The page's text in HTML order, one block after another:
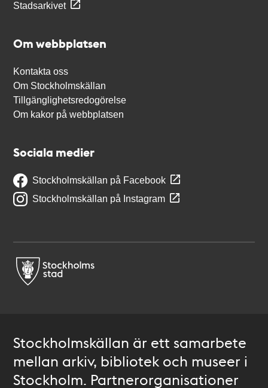
Stadsarkivet
Om webbplatsen
Kontakta oss
Om Stockholmskällan
Tillgänglighetsredogörelse
Om kakor på webbplatsen
Sociala medier
Stockholmskällan på Facebook
Stockholmskällan på Instagram
Stockholmskällan är ett samarbete
mellan arkiv, bibliotek och museer i
Stockholm. Partnerorganisationer